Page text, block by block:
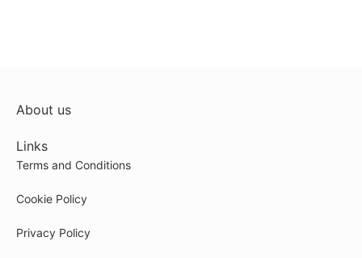
About us
Links
Terms and Conditions
Cookie Policy
Privacy Policy